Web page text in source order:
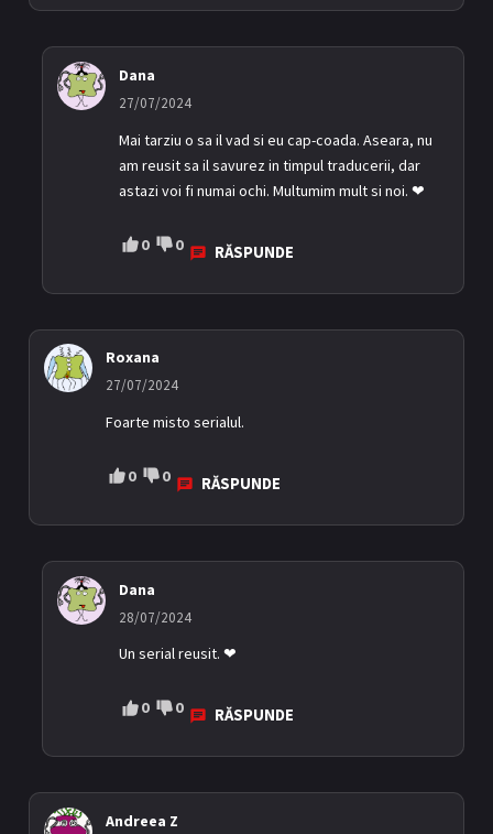
Dana
27/07/2024
Mai tarziu o sa il vad si eu cap-coada. Aseara, nu
am reusit sa il savurez in timpul traducerii, dar
astazi voi fi numai ochi. Multumim mult si noi. ❤
0 0 RĂSPUNDE
Roxana
27/07/2024
Foarte misto serialul.
0 0 RĂSPUNDE
Dana
28/07/2024
Un serial reusit. ❤
0 0 RĂSPUNDE
Andreea Z